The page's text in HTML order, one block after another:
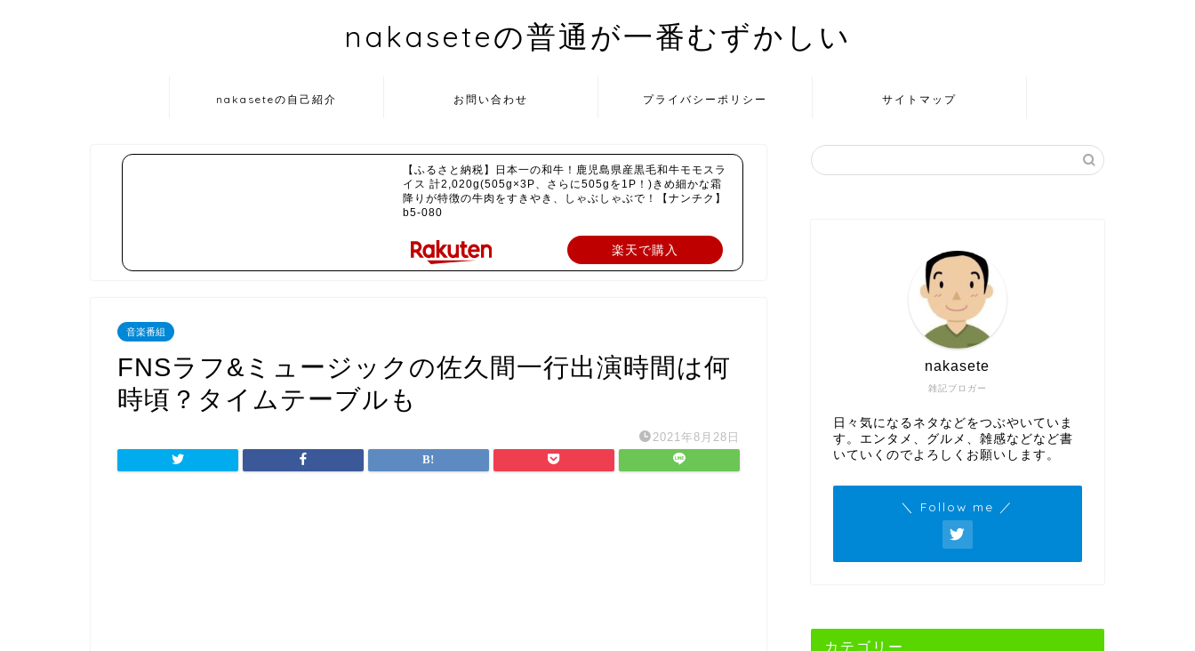
nakaseteの普通が一番むずかしい
nakaseteの自己紹介 お問い合わせ プライバシーポリシー サイトマップ
【ふるさと納税】日本一の和牛！鹿児島県産黒毛和牛モモスラ
イス 計2,020g(505g×3P、さらに505gを1P！)きめ細かな霜
降りが特徴の牛肉をすきやき、しゃぶしゃぶで！【ナンチク】
b5-080
楽天で購入
音楽番組
FNSラフ&ミュージックの佐久間一行出演時間は何
時頃？タイムテーブルも
2021年8月28日
雑記ブロガー
nakasete
日々気になるネタなどをつぶやいていま
す。エンタメ、グルメ、雑感などなど書
いていくのでよろしくお願いします。
＼ Follow me ／
カテゴリー